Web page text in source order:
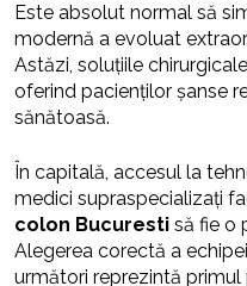
Este absolut normal să
modernă a evoluat
Astăzi, soluțiile
oferind pacienților șanse
sănătoasă.
În capitală, accesul la
medici supraspecializați
colon Bucuresti să fie o
Alegerea corectă a
următori reprezintă